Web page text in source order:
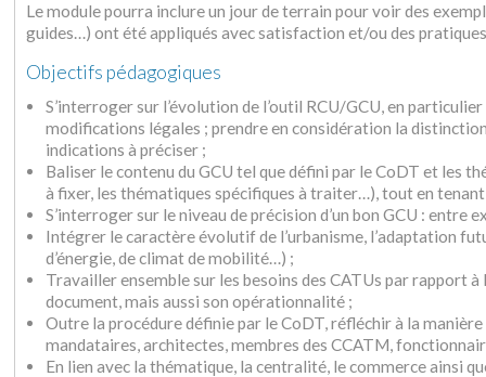
Le module pourra inclure un jour de terrain pour voir des
guides…) ont été appliqués avec satisfaction et/ou des
Objectifs pédagogiques
S’interroger sur l’évolution de l’outil RCU/GCU, en
modifications légales ; prendre en considération la
indications à préciser ;
Baliser le contenu du GCU tel que défini par le CoDT et les
à fixer, les thématiques spécifiques à traiter…), tout en
S’interroger sur le niveau de précision d’un bon GCU :
Intégrer le caractère évolutif de l’urbanisme, l’adaptation
d’énergie, de climat de mobilité…) ;
Travailler ensemble sur les besoins des CATUs par rapport
document, mais aussi son opérationnalité ;
Outre la procédure définie par le CoDT, réfléchir à la
mandataires, architectes, membres des CCATM,
En lien avec la thématique, la centralité, le commerce ainsi